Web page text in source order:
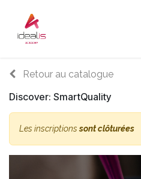
Retour au catalogue
Discover: SmartQuality
Les inscriptionssont clôturées